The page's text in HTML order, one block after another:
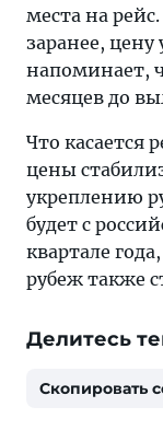
места на
заранее, цену
напоминает,
месяцев до
Что касается
цены
укреплению
будет с
квартале
рубеж также
Делитесь
Скопировать